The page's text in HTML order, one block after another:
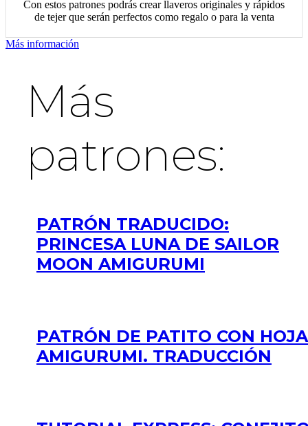
Con estos patrones podrás crear llaveros originales y rápidos
de tejer que serán perfectos como regalo o para la venta
Más información
Más
patrones:
PATRÓN TRADUCIDO:
PRINCESA LUNA DE SAILOR
MOON AMIGURUMI
PATRÓN DE PATITO CON HOJA
AMIGURUMI. TRADUCCIÓN